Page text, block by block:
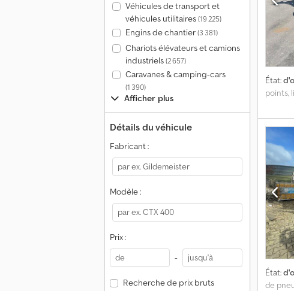
Véhicules de transport et
véhicules utilitaires(19 225)
Engins de chantier(3 381)
Chariots élévateurs et camions
industriels(2 657)
Caravanes & camping-cars
(1 390)
Afficher plus
Détails du véhicule
Fabricant :
Modèle :
Prix :
-
Recherche de prix bruts
État:
points,
État:
de